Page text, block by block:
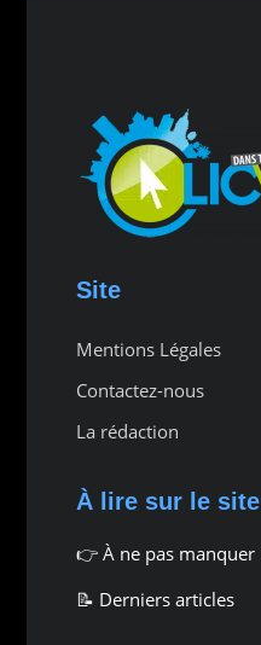
Site
Mentions Légales
Contactez-nous
La rédaction
À lire sur le site
👉 À ne pas manquer
📝 Derniers articles